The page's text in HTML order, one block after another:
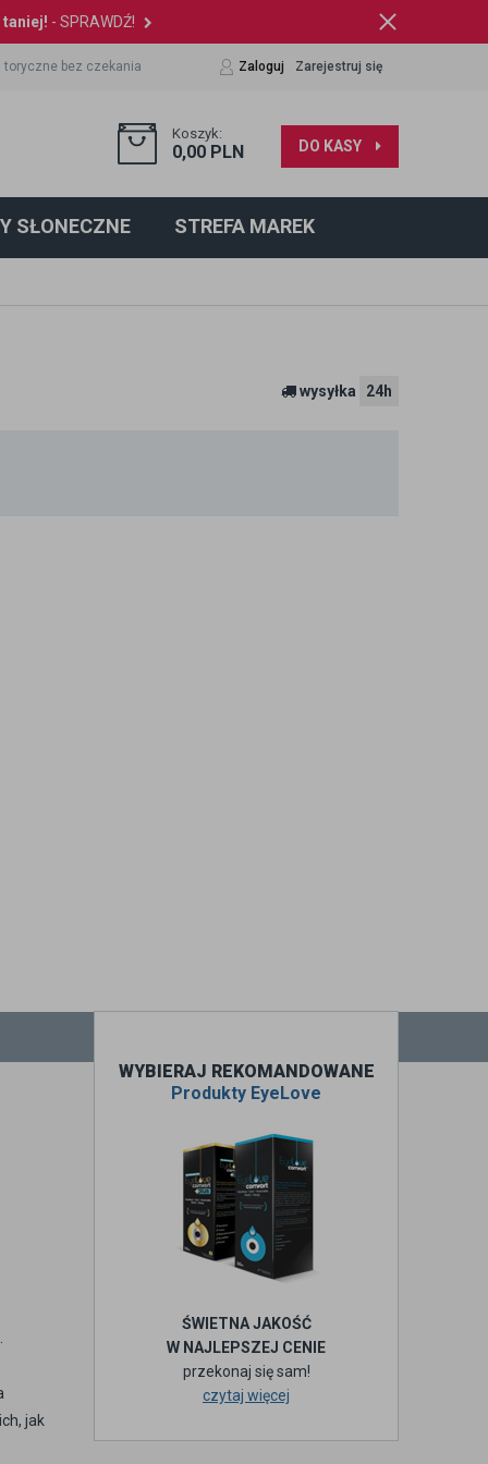
taniej! - SPRAWDŹ!
toryczne bez czekania Zaloguj Zarejestruj się
Koszyk:
0,00 PLN DO KASY
SŁONECZNE STREFA MAREK
wysyłka 24h
jak
WYBIERAJ REKOMANDOWANE
Produkty EyeLove
ŚWIETNA JAKOŚĆ
W NAJLEPSZEJ CENIE
przekonaj się sam!
czytaj więcej